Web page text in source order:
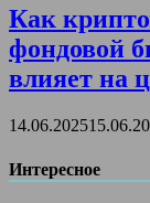
Как
фондовой
влияет на
14.06.2025
Интересное